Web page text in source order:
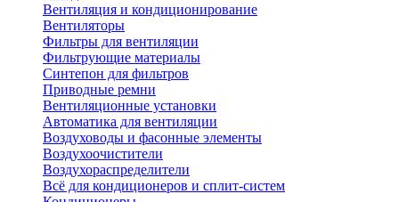
Вентиляция и кондиционирование
Вентиляторы
Фильтры для вентиляции
Фильтрующие материалы
Синтепон для фильтров
Приводные ремни
Вентиляционные установки
Автоматика для вентиляции
Воздуховоды и фасонные элементы
Воздухоочистители
Воздухораспределители
Всё для кондиционеров и сплит-систем